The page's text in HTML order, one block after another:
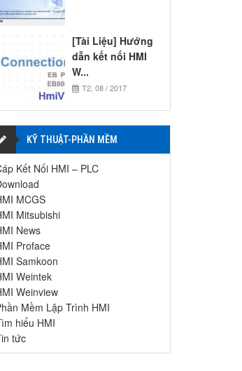
[Tài Liệu] Hướng
dẫn kết nối HMI
W...
T2, 08 / 2017
KỸ THUẬT-PHẦN MỀM
Kết Nối HMI – PLC
MCGS
Mitsubishi
News
Proface
Samkoon
Weintek
Weinview
Mềm Lập Trình HMI
hiểu HMI
tức